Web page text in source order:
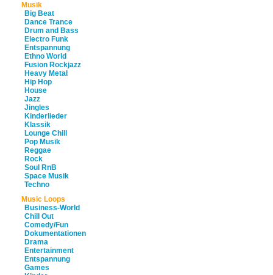
Musik
Big Beat
Dance Trance
Drum and Bass
Electro Funk
Entspannung
Ethno World
Fusion Rockjazz
Heavy Metal
Hip Hop
House
Jazz
Jingles
Kinderlieder
Klassik
Lounge Chill
Pop Musik
Reggae
Rock
Soul RnB
Space Musik
Techno
Music Loops
Business-World
Chill Out
Comedy/Fun
Dokumentationen
Drama
Entertainment
Entspannung
Games